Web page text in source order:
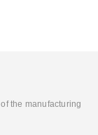
the manufacturing